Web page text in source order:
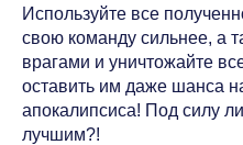
Используйте все
свою команду сильнее, а
врагами и уничтожайте
оставить им даже шанса
апокалипсиса! Под силу
лучшим?!